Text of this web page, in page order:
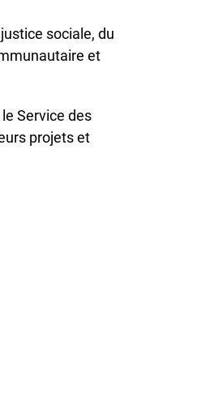
sociale, du
et
Service des
projets et